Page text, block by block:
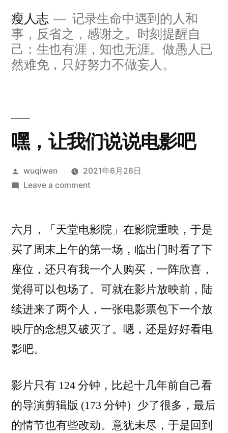
Skip
content
瘦人志
记录生命中遇到的人和
事，反省之，感谢之。时刻提醒自
己：生也有涯，知也无涯。做愚人已
然难免，只好努力不做妄人。
嘿，让我们说说电影吧
Posted
by
wuqiwen
2021年6月26日
Leave a commenton
我
们
说
说
吧
六月，「天堂电影院」在影院重映，于是
买了周末上午的第一场，临出门时看了下
座位，还只有我一个人购买，一阵欣喜，
觉得可以包场了。可就在影片放映前，陆
续进来了两个人，一张电影票包下一个放
映厅的念想又破灭了。嗯，还是好好看电
影吧。
影片只有 124 分钟，比起十几年前自己看
的导演剪辑版 (173 分钟）少了很多，最后
的情节也有些改动。意犹未尽，于是回到